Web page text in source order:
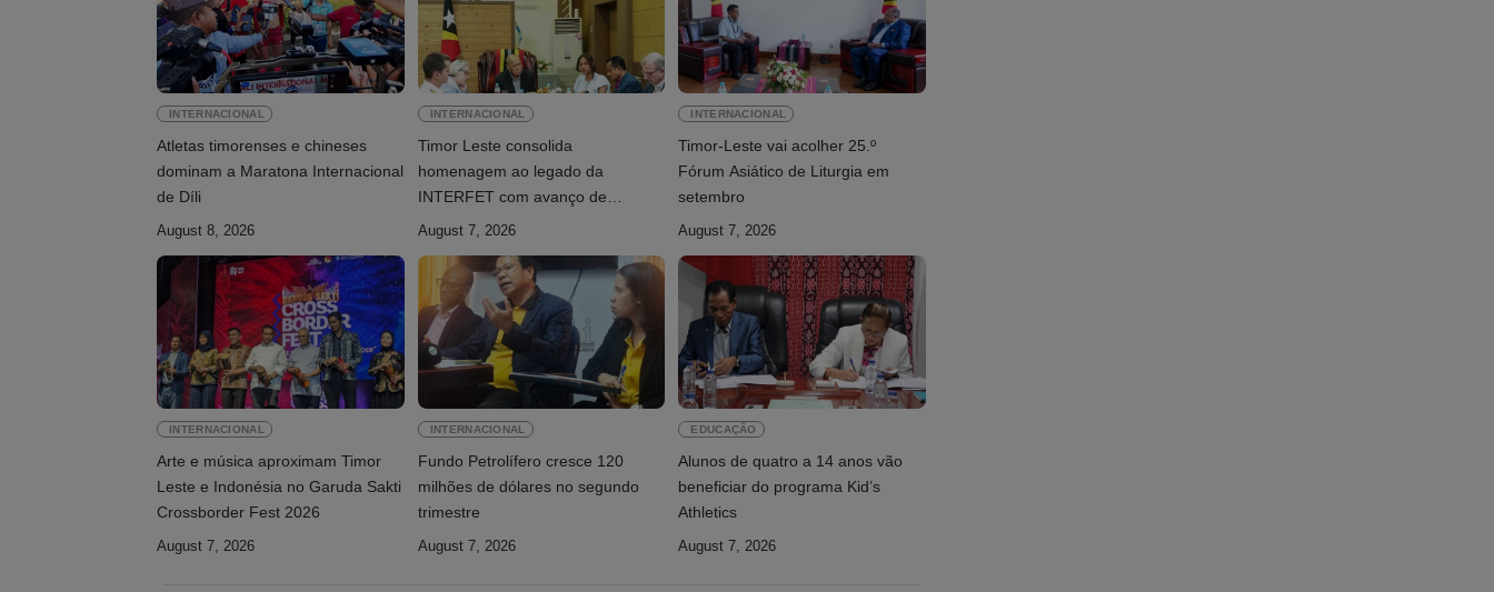
INTERNACIONAL
Atletas timorenses e chineses
dominam a Maratona Internacional
de Díli
August 8, 2026
INTERNACIONAL
Timor Leste consolida
homenagem ao legado da
INTERFET com avanço de
memorial
August 7, 2026
INTERNACIONAL
Timor-Leste vai acolher 25.º
Fórum Asiático de Liturgia em
setembro
August 7, 2026
INTERNACIONAL
Arte e música aproximam Timor
Leste e Indonésia no Garuda Sakti
Crossborder Fest 2026
August 7, 2026
INTERNACIONAL
Fundo Petrolífero cresce 120
milhões de dólares no segundo
trimestre
August 7, 2026
EDUCAÇÃO
Alunos de quatro a 14 anos vão
beneficiar do programa Kid’s
Athletics
August 7, 2026